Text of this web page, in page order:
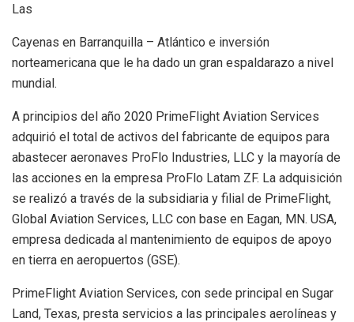
Las
Cayenas en Barranquilla – Atlántico e inversión
norteamericana que le ha dado un gran espaldarazo a nivel
mundial.
A principios del año 2020 PrimeFlight Aviation Services
adquirió el total de activos del fabricante de equipos para
abastecer aeronaves ProFlo Industries, LLC y la mayoría de
las acciones en la empresa ProFlo Latam ZF. La adquisición
se realizó a través de la subsidiaria y filial de PrimeFlight,
Global Aviation Services, LLC con base en Eagan, MN. USA,
empresa dedicada al mantenimiento de equipos de apoyo
en tierra en aeropuertos (GSE).
PrimeFlight Aviation Services, con sede principal en Sugar
Land, Texas, presta servicios a las principales aerolíneas y